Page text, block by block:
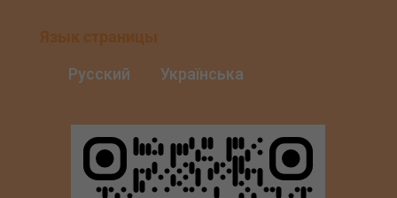
Язык страницы
Русский Українська